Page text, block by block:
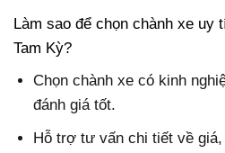
Làm sao để chọn chành xe uy
Tam Kỳ?
Chọn chành xe có kinh
đánh giá tốt.
Hỗ trợ tư vấn chi tiết về